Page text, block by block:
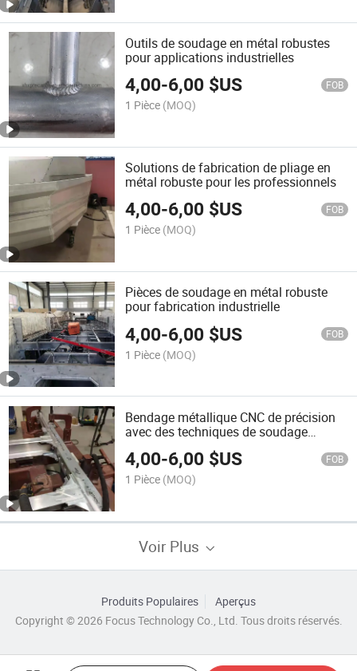
Outils de soudage en métal robustes
pour applications industrielles
4,00-6,00 $US FOB
1 Pièce (MOQ)
Solutions de fabrication de pliage en
métal robuste pour les professionnels
4,00-6,00 $US FOB
1 Pièce (MOQ)
Pièces de soudage en métal robuste
pour fabrication industrielle
4,00-6,00 $US FOB
1 Pièce (MOQ)
Bendage métallique CNC de précision
avec des techniques de soudage
4,00-6,00 $US FOB
1 Pièce (MOQ)
Voir Plus
Produits Populaires
Aperçus
Copyright © 2026 Focus Technology Co., Ltd. Tous droits réservés.